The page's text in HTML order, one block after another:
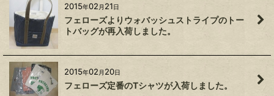
2015年02 月 21日
フェローズよりウォバッシュストライプのトー
トバッグが再入荷しました。
2015年02 月 20日
フェローズ定番のTシャツが入荷しました。